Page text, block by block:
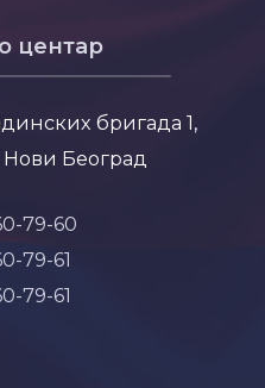
центар
бригада 1,
Нови Београд
79-60
79-61
79-61